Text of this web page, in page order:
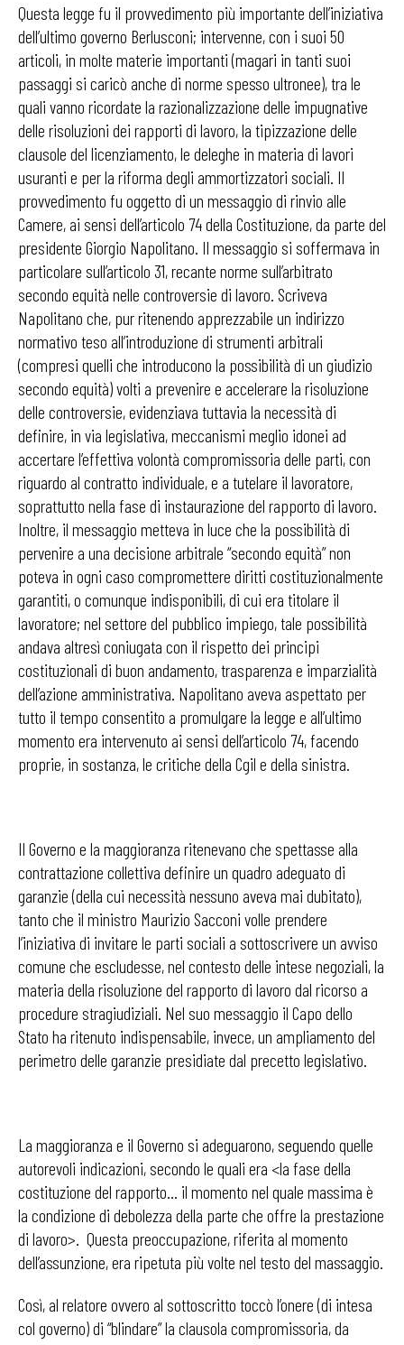
Questa legge fu il provvedimento più importante dell’iniziativa
dell’ultimo governo Berlusconi; intervenne, con i suoi 50
articoli, in molte materie importanti (magari in tanti suoi
passaggi si caricò anche di norme spesso ultronee), tra le
quali vanno ricordate la razionalizzazione delle impugnative
delle risoluzioni dei rapporti di lavoro, la tipizzazione delle
clausole del licenziamento, le deleghe in materia di lavori
usuranti e per la riforma degli ammortizzatori sociali. Il
provvedimento fu oggetto di un messaggio di rinvio alle
Camere, ai sensi dell’articolo 74 della Costituzione, da parte del
presidente Giorgio Napolitano. Il messaggio si soffermava in
particolare sull’articolo 31, recante norme sull’arbitrato
secondo equità nelle controversie di lavoro. Scriveva
Napolitano che, pur ritenendo apprezzabile un indirizzo
normativo teso all’introduzione di strumenti arbitrali
(compresi quelli che introducono la possibilità di un giudizio
secondo equità) volti a prevenire e accelerare la risoluzione
delle controversie, evidenziava tuttavia la necessità di
definire, in via legislativa, meccanismi meglio idonei ad
accertare l’effettiva volontà compromissoria delle parti, con
riguardo al contratto individuale, e a tutelare il lavoratore,
soprattutto nella fase di instaurazione del rapporto di lavoro.
Inoltre, il messaggio metteva in luce che la possibilità di
pervenire a una decisione arbitrale “secondo equità” non
poteva in ogni caso compromettere diritti costituzionalmente
garantiti, o comunque indisponibili, di cui era titolare il
lavoratore; nel settore del pubblico impiego, tale possibilità
andava altresì coniugata con il rispetto dei principi
costituzionali di buon andamento, trasparenza e imparzialità
dell’azione amministrativa. Napolitano aveva aspettato per
tutto il tempo consentito a promulgare la legge e all’ultimo
momento era intervenuto ai sensi dell’articolo 74, facendo
proprie, in sostanza, le critiche della Cgil e della sinistra.
Il Governo e la maggioranza ritenevano che spettasse alla
contrattazione collettiva definire un quadro adeguato di
garanzie (della cui necessità nessuno aveva mai dubitato),
tanto che il ministro Maurizio Sacconi volle prendere
l’iniziativa di invitare le parti sociali a sottoscrivere un avviso
comune che escludesse, nel contesto delle intese negoziali, la
materia della risoluzione del rapporto di lavoro dal ricorso a
procedure stragiudiziali. Nel suo messaggio il Capo dello
Stato ha ritenuto indispensabile, invece, un ampliamento del
perimetro delle garanzie presidiate dal precetto legislativo.
La maggioranza e il Governo si adeguarono, seguendo quelle
autorevoli indicazioni, secondo le quali era <la fase della
costituzione del rapporto… il momento nel quale massima è
la condizione di debolezza della parte che offre la prestazione
di lavoro>. Questa preoccupazione, riferita al momento
dell’assunzione, era ripetuta più volte nel testo del massaggio.
Così, al relatore ovvero al sottoscritto toccò l’onere (di intesa
col governo) di “blindare” la clausola compromissoria, da